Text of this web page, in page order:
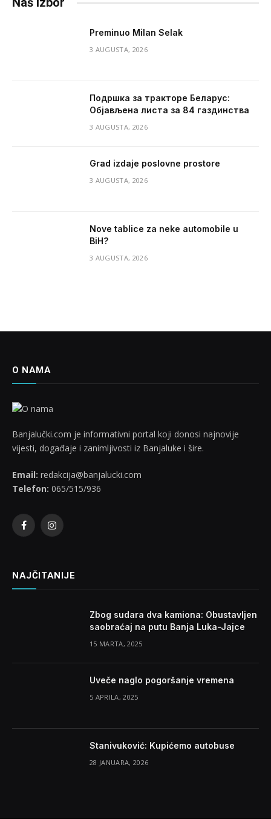
Preminuo Milan Selak
3 AUGUSTA, 2026
Подршка за тракторе Беларус:
Објављена листа за 84 газдинства
3 AUGUSTA, 2026
Grad izdaje poslovne prostore
3 AUGUSTA, 2026
Nove tablice za neke automobile u
BiH?
3 AUGUSTA, 2026
O NAMA
Banjalučki.com je informativni portal koji donosi najnovije
vijesti, događaje i zanimljivosti iz Banjaluke i šire.
Email: redakcija@banjalucki.com
Telefon: 065/515/936
FacebookInstagram
NAJČITANIJE
Zbog sudara dva kamiona: Obustavljen
saobraćaj na putu Banja Luka-Jajce
15 MARTA, 2025
Uveče naglo pogoršanje vremena
5 APRILA, 2025
Stanivuković: Kupićemo autobuse
28 JANUARA, 2026